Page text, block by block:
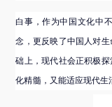
白事，作为中国文化中
念，更反映了中国人对
础上，现代社会正积极
化精髓，又能适应现代生